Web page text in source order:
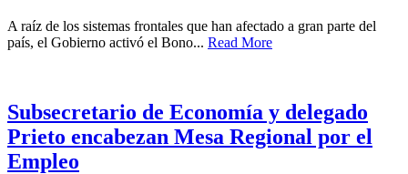
A raíz de los sistemas frontales que han afectado a gran parte del
país, el Gobierno activó el Bono... Read More
Subsecretario de Economía y delegado
Prieto encabezan Mesa Regional por el
Empleo